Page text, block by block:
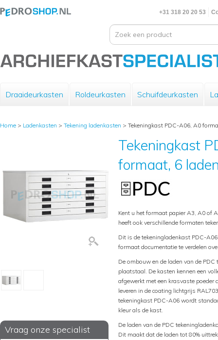
+31 318 20 20 53
Draaideurkasten Roldeurkasten Schuifdeurkasten
Home > Ladenkasten > Tekening ladenkasten > Tekeningkast PDC-A06, A0
Vraag onze specialist
Tekeningkast
formaat, 6
Kent u het formaat papier A3, A0 of
heeft ook verschillende formaten
Dit is de tekeningladenkast PDC-
formaat documentatie te verdelen
De ombouw en de laden van de
plaatstaal. De kasten kennen een
afgewerkt met een krasvaste poeder
leveren in de coating lichtgrijs
tekeningkast PDC-A06 wordt
kleur als de kast.
De laden van de PDC
Dit maakt dat de laden tot 80%